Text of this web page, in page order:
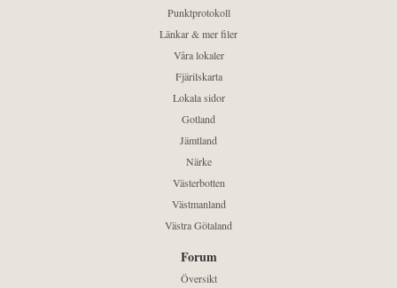
Punktprotokoll
Länkar & mer filer
Våra lokaler
Fjärilskarta
Lokala sidor
Gotland
Jämtland
Närke
Västerbotten
Västmanland
Västra Götaland
Forum
Översikt